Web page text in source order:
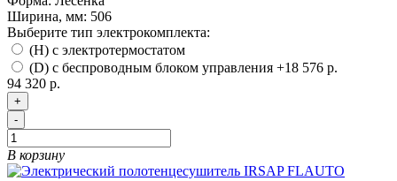
Ширина, мм: 506
Выберите тип электрокомплекта:
(H) с электротермостатом
(D) с беспроводным блоком управления +18 576 р.
94 320 р.
+
-
В корзину